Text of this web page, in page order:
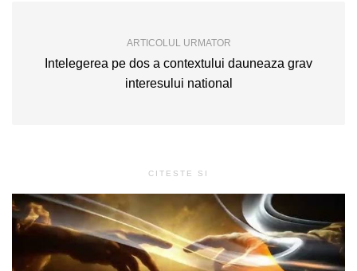
ARTICOLUL URMATOR
Intelegerea pe dos a contextului dauneaza grav
interesului national
CITESTE SI